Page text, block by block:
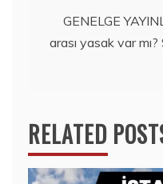
GENELGE
arası yasak var
RELATED